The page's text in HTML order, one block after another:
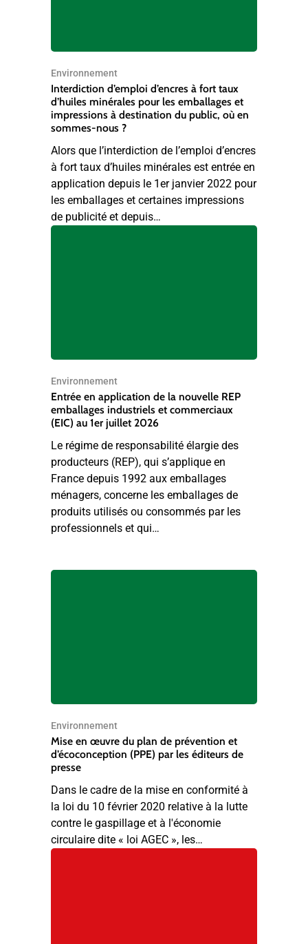
Environnement
Interdiction d’emploi d’encres à fort taux
d’huiles minérales pour les emballages et
impressions à destination du public, où en
sommes-nous ?
Alors que l’interdiction de l’emploi d’encres
à fort taux d’huiles minérales est entrée en
application depuis le 1er janvier 2022 pour
les emballages et certaines impressions
de publicité et depuis…
Environnement
Entrée en application de la nouvelle REP
emballages industriels et commerciaux
(EIC) au 1er juillet 2026
Le régime de responsabilité élargie des
producteurs (REP), qui s’applique en
France depuis 1992 aux emballages
ménagers, concerne les emballages de
produits utilisés ou consommés par les
professionnels et qui…
Environnement
Mise en œuvre du plan de prévention et
d’écoconception (PPE) par les éditeurs de
presse
Dans le cadre de la mise en conformité à
la loi du 10 février 2020 relative à la lutte
contre le gaspillage et à l'économie
circulaire dite « loi AGEC », les…